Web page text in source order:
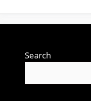
Search